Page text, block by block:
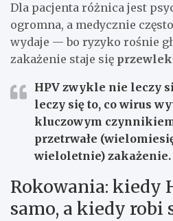
Dla pacjenta różnica jest
ogromna, a medycznie
wydaje — bo ryzyko rośnie
zakażenie staje się
HPV zwykle nie leczy
leczy się to, co wirus
kluczowym
przetrwałe
wieloletnie) zakażenie.
Rokowania: kiedy
samo, a kiedy robi